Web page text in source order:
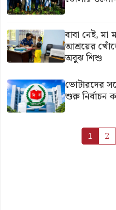
বাবা নেই, মা
আশ্রয়ের
অবুঝ শিশু
ভোটারদের
শুরু নির্বাচন
1 2